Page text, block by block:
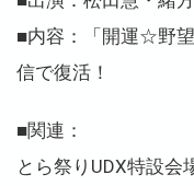
■内容：「開運☆野
信で復活！
■関連：
とら祭りUDX特設会